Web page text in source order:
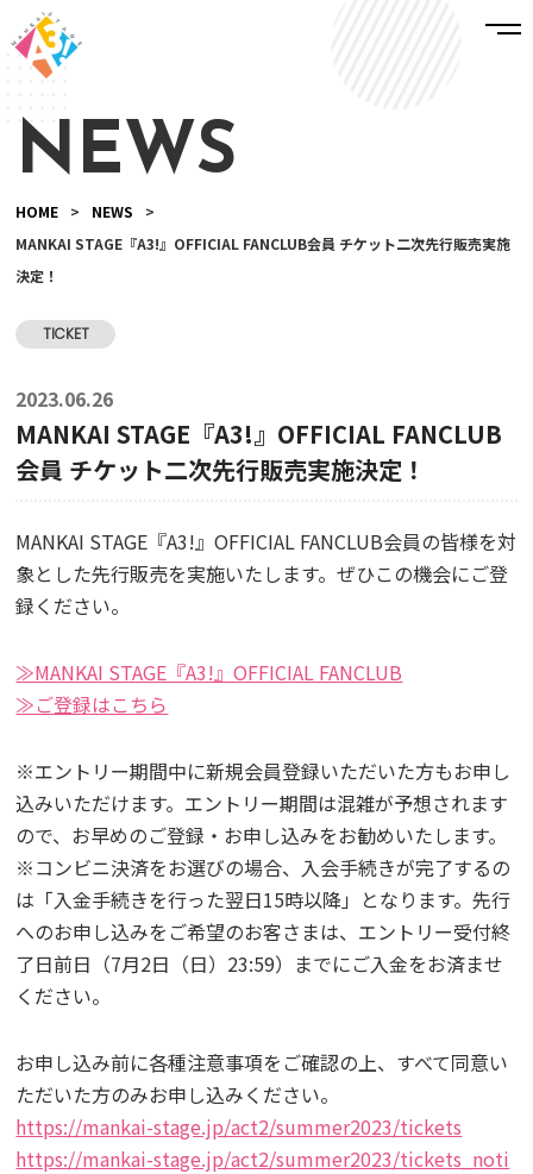
NEWS
HOME > NEWS
>
MANKAI STAGE『A3!』OFFICIAL FANCLUB会員 チケット二次先行販売実施
決定！
TICKET
2023.06.26
MANKAI STAGE『A3!』OFFICIAL FANCLUB
会員 チケット二次先行販売実施決定！
MANKAI STAGE『A3!』OFFICIAL FANCLUB会員の皆様を対
象とした先行販売を実施いたします。ぜひこの機会にご登
録ください。
≫MANKAI STAGE『A3!』OFFICIAL FANCLUB
≫ご登録はこちら
※エントリー期間中に新規会員登録いただいた方もお申し
込みいただけます。エントリー期間は混雑が予想されます
ので、お早めのご登録・お申し込みをお勧めいたします。
※コンビニ決済をお選びの場合、入会手続きが完了するの
は「入金手続きを行った翌日15時以降」となります。先行
へのお申し込みをご希望のお客さまは、エントリー受付終
了日前日（7月2日（日）23:59）までにご入金をお済ませ
ください。
お申し込み前に各種注意事項をご確認の上、すべて同意い
ただいた方のみお申し込みください。
https://mankai-stage.jp/act2/summer2023/tickets
https://mankai-stage.jp/act2/summer2023/tickets_noti